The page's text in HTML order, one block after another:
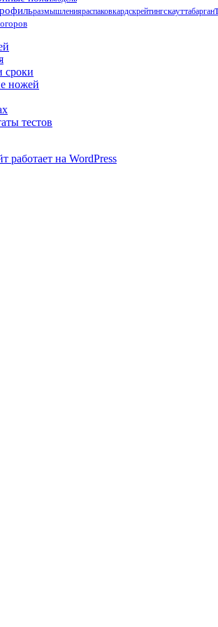
размышленияраспаковкардскрейтингскауттабарган
сроки
ножей
тестов
работает на WordPress